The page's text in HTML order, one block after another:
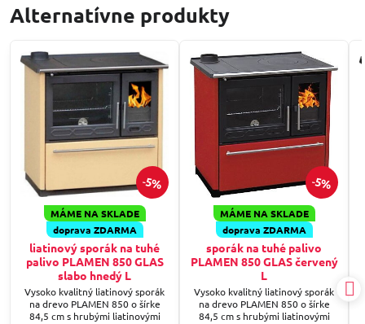
Alternatívne produkty
5%
MÁME NA SKLADE
doprava ZDARMA
liatinový sporák na tuhé
palivo PLAMEN 850 GLAS
slabo hnedý L
Vysoko kvalitný liatinový sporák
na drevo PLAMEN 850 o šírke
84,5 cm s hrubými liatinovými
5%
MÁME NA SKLADE
doprava ZDARMA
sporák na tuhé palivo
PLAMEN 850 GLAS červený
L
Vysoko kvalitný liatinový sporák
na drevo PLAMEN 850 o šírke
84,5 cm s hrubými liatinovými